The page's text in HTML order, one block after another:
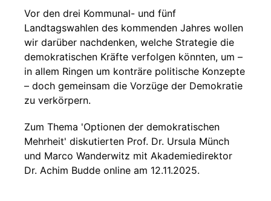
Vor den drei Kommunal- und fünf
Landtagswahlen des kommenden Jahres wollen
wir darüber nachdenken, welche Strategie die
demokratischen Kräfte verfolgen könnten, um –
in allem Ringen um konträre politische Konzepte
– doch gemeinsam die Vorzüge der Demokratie
zu verkörpern.
Zum Thema 'Optionen der demokratischen
Mehrheit' diskutierten Prof. Dr. Ursula Münch
und Marco Wanderwitz mit Akademiedirektor
Dr. Achim Budde online am 12.11.2025.